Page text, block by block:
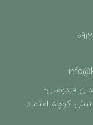
فردوسی-
کوچه اعتماد